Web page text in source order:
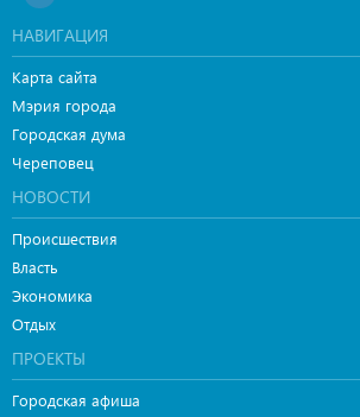
НАВИГАЦИЯ
Карта сайта
Мэрия города
Городская дума
Череповец
НОВОСТИ
Происшествия
Власть
Экономика
Отдых
ПРОЕКТЫ
Городская афиша